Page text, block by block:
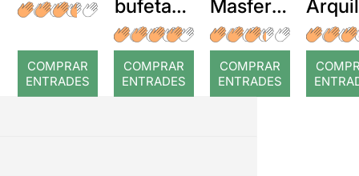
COMPRAR
ENTRADES
bufetada
a temps
COMPRAR
ENTRADES
Masferre
r: Temps
COMPRAR
ENTRADES
: